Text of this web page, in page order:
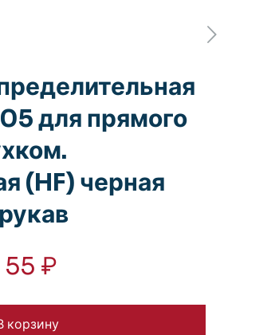
для прямого
(HF) черная
55 ₽
корзину